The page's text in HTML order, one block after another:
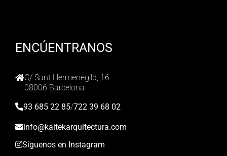
ENCÚENTRANOS
C/ Sant Hermenegild, 16
08006 Barcelona
93 685 22 85/722 39 68 02
info@kaitekarquitectura.com
Síguenos en Instagram